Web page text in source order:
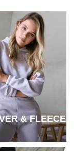
& FLEECE